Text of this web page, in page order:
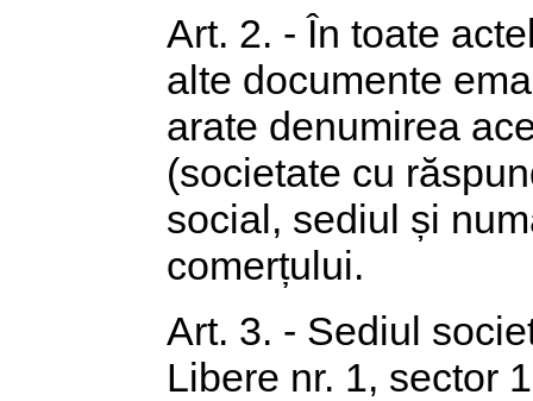
Art. 2. - În toate
alte documente
arate denumirea
(societate cu
social, sediul și
comerțului.
Art. 3. - Sediul
Libere nr. 1, sector